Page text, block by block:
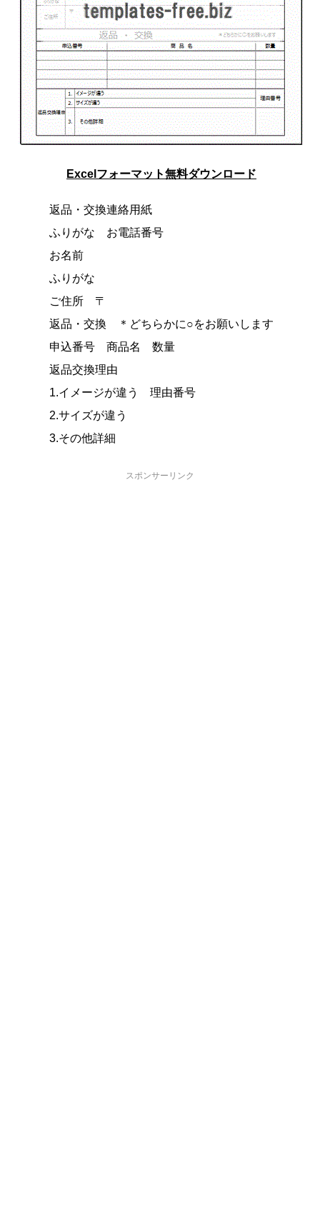
Excelフォーマット無料ダウンロード
返品・交換連絡用紙
ふりがな お電話番号
お名前
ふりがな
ご住所 〒
返品・交換 ＊どちらかに○をお願いします
申込番号 商品名 数量
返品交換理由
1.イメージが違う 理由番号
2.サイズが違う
3.その他詳細
スポンサーリンク